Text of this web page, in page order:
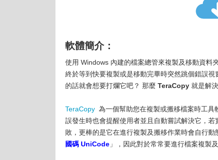
軟體簡介：
使用 Windows 內建的檔案總管來複製及移動資料
終於等到快要複製或是移動完畢時突然跳個錯誤
的話就會想要打爛它吧？ 那麼 TeraCopy 就是解
TeraCopy 為一個幫助您在複製或搬移檔案時工
誤發生時也會提醒使用者並且自動嘗試解決它，
敗，更棒的是它在進行複製及搬移作業時會自行
國碼 UniCode 」，因此對於常常要進行檔案複製